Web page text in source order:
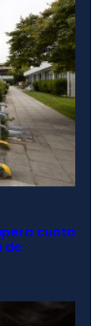
cuota
de